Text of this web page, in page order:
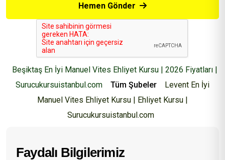
Hemen Gönder
Beşiktaş En İyi Manuel Vites Ehliyet Kursu | 2026 Fiyatları |
Surucukursuistanbul.com
Tüm Şubeler
Levent En İyi
Manuel Vites Ehliyet Kursu | Ehliyet Kursu |
Surucukursuistanbul.com
Faydalı Bilgilerimiz